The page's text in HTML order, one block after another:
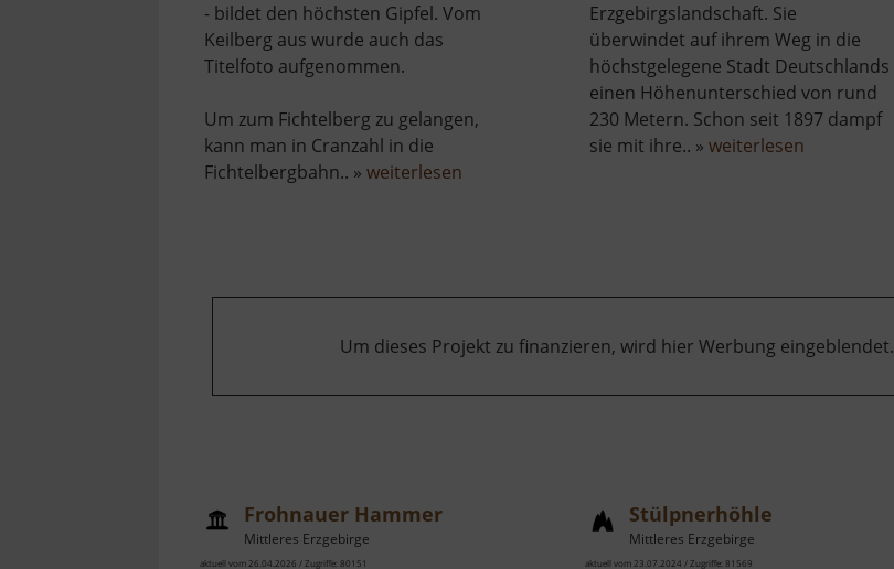
- bildet den höchsten Gipfel. Vom
Keilberg aus wurde auch das
Titelfoto aufgenommen.
Um zum Fichtelberg zu gelangen,
kann man in Cranzahl in die
Fichtelbergbahn.. » weiterlesen
Erzgebirgslandschaft. Sie
überwindet auf ihrem Weg in die
höchstgelegene Stadt Deutschlands
einen Höhenunterschied von rund
230 Metern. Schon seit 1897 dampf
sie mit ihre.. »weiterlesen
Um dieses Projekt zu finanzieren, wird hier Werbung eingeblendet.
Frohnauer Hammer
Mittleres Erzgebirge
aktuell vom 26.04.2026 / Zugriffe: 80151
Stülpnerhöhle
Mittleres Erzgebirge
aktuell vom 23.07.2024 / Zugriffe: 81569